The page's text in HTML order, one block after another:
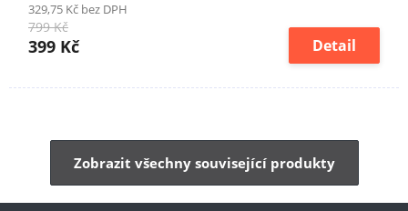
329,75 Kč bez DPH
799 Kč
399 Kč Detail
Zobrazit všechny související produkty